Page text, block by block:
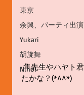
東京
余興、パーティ出演
Yukari
胡旋舞
Nihol
隼先生やハヤト君もVTR見てくれ
たかな？(*^^*)